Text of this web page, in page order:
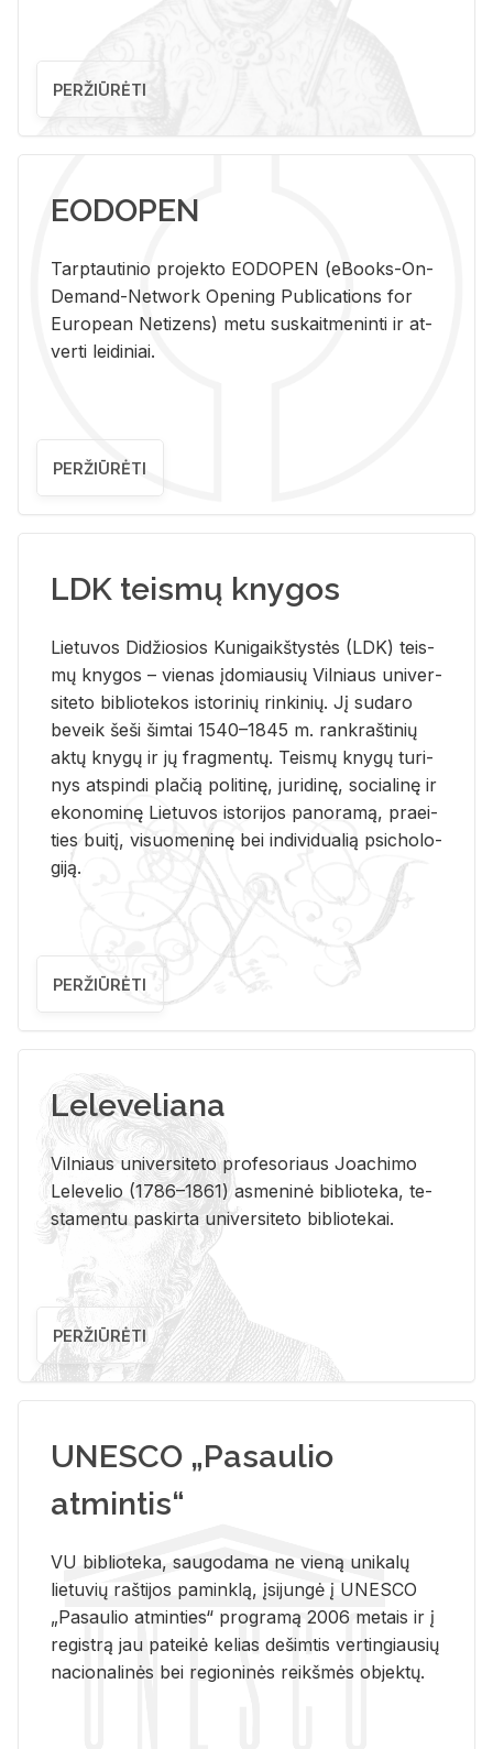
PERŽIŪRĖTI
EODOPEN
Tarp­tau­ti­nio pro­jek­to EO­DO­PEN (eBo­oks-On-
De­mand-Ne­twork Ope­ning Pub­li­ca­tions for
Eu­ro­pe­an Ne­ti­zens) metu su­skait­me­nin­ti ir at­
ver­ti lei­di­niai.
PERŽIŪRĖTI
LDK teismų knygos
Lie­tu­vos Di­džio­sios Ku­ni­gaikš­tys­tės (LDK) teis­
mų kny­gos – vie­nas įdo­miau­sių Vil­niaus uni­ver­
si­te­to bi­b­lio­te­kos is­to­ri­nių rin­ki­nių. Jį su­da­ro
be­veik šeši šim­tai 1540–1845 m. rank­raš­ti­nių
aktų kny­gų ir jų frag­men­tų. Teis­mų kny­gų tu­ri­
nys at­spin­di pla­čią po­li­ti­nę, ju­ri­di­nę, so­cia­li­nę ir
eko­no­mi­nę Lie­tu­vos is­to­ri­jos pa­no­ra­mą, pra­ei­
ties bui­tį, vi­suo­me­ni­nę bei in­di­vi­dua­lią psi­cho­lo­
gi­ją.
PERŽIŪRĖTI
Leleveliana
Vil­niaus uni­ver­si­te­to pro­fe­so­riaus Jo­a­chi­mo
Le­le­ve­lio (1786–1861) as­me­ni­nė bi­b­lio­te­ka, te­
sta­men­tu pa­skir­ta uni­ver­si­te­to bi­b­lio­te­kai.
PERŽIŪRĖTI
UNESCO „Pasaulio
atmintis“
VU biblioteka, saugodama ne vieną unikalų
lietuvių raštijos paminklą, įsijungė į UNESCO
„Pasaulio atminties“ programą 2006 metais ir į
registrą jau pateikė kelias dešimtis vertingiausių
nacionalinės bei regioninės reikšmės objektų.